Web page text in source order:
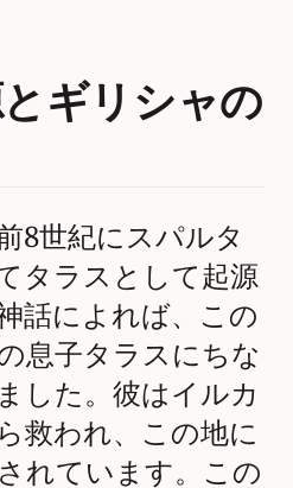
ギリシャの
8世紀にスパルタ
タラスとして起源
話によれば、この
息子タラスにちな
した。彼はイルカ
救われ、この地に
れています。この